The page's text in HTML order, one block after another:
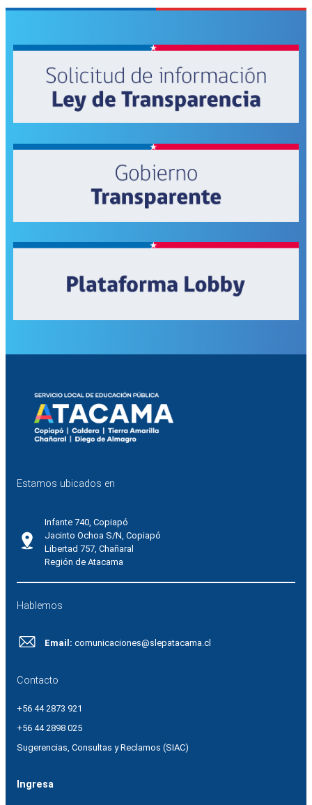
Estamos ubicados en
Infante 740, Copiapó
Jacinto Ochoa S/N, Copiapó
Libertad 757, Chañaral
Región de Atacama
Hablemos
Email: comunicaciones@slepatacama.cl
Contacto
+56 44 2873 921
+56 44 2898 025
Sugerencias, Consultas y Reclamos (SIAC)
Ingresa